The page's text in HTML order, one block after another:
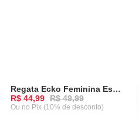
- 10%
Regata Ecko Feminina Especial Vermelha
R$ 44,99 R$ 49,99
Ou no Pix (10% de desconto)